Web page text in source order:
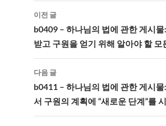
글
네
비
게
이
션
이전 글
b0409 – 하나님의 법에 관한 게시
받고 구원을 얻기 위해 알아야 할
다음 글
b0411 – 하나님의 법에 관한 게시
서 구원의 계획에 “새로운 단계”를